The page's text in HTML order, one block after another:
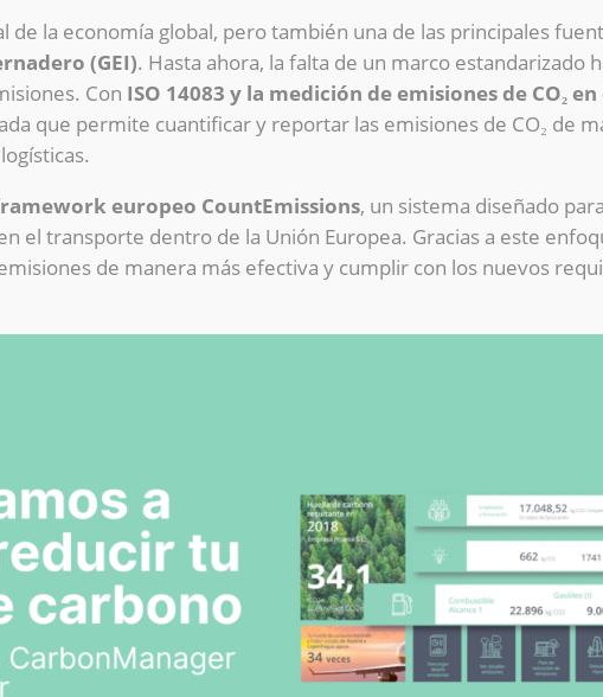
la economía global, pero también una de las principales
(GEI). Hasta ahora, la falta de un marco estandarizado
Con ISO 14083 y la medición de emisiones de CO₂
que permite cuantificar y reportar las emisiones de CO₂ de
europeo CountEmissions, un sistema diseñado
el transporte dentro de la Unión Europea. Gracias a este
de manera más efectiva y cumplir con los nuevos